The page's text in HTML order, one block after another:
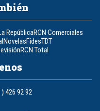
RepúblicaRCN Comerciales
NovelasFidesTDT
RCN Total
426 92 92